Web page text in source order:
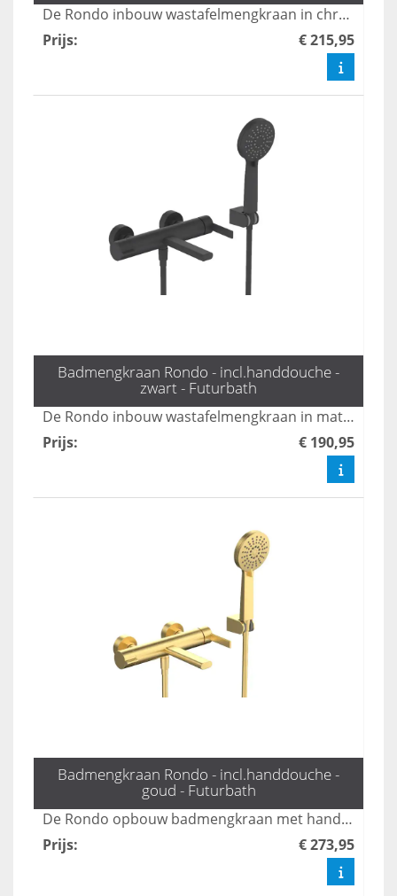
De Rondo inbouw wastafelmengkraan in chroom biedt een moderne en elegante uitstraling voor elke badkamer. Met zijn gebruiksvriendelijke bediening en duurzame materialen zorgt deze kraan voor een perfecte combinatie van stijl en functionaliteit. Ideaal voor wie op zoek is naar een hoogwaardige oplossing voor hun wastafel.
Prijs: € 215,95
Badmengkraan Rondo - incl.handdouche -
zwart - Futurbath
De Rondo inbouw wastafelmengkraan in mat zwart combineert stijl met functionaliteit, perfect voor moderne badkamers. Met zijn strakke design en eenvoudige installatie biedt deze kraan een luxe uitstraling, terwijl de hoogwaardige materialen zorgen voor duurzaamheid en gebruiksgemak. Transformeer je wastafel met deze elegante toevoeging die moeiteloos bij elke inrichting past.
Prijs: € 190,95
Badmengkraan Rondo - incl.handdouche -
goud - Futurbath
De Rondo opbouw badmengkraan met handdouche in mat goud biedt een stijlvolle en veelzijdige oplossing voor uw badkamer. Met drie standen zorgt deze kraan voor een comfortabele en aangepaste waterstroom, terwijl het luxe ontwerp een moderne uitstraling aan elke ruimte geeft. Geniet van zowel functionaliteit als elegantie met deze hoogwaardige mengkraan.
Prijs: € 273,95